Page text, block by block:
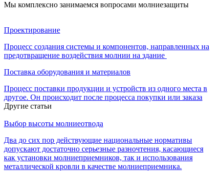
Мы комплексно занимаемся вопросами молниезащиты
Проектирование
Процесс создания системы и компонентов, направленных на
предотвращение воздействия молнии на здание
Поставка оборудования и материалов
Процесс поставки продукции и устройств из одного места в
другое. Он происходит после процесса покупки или заказа
Другие статьи
Выбор высоты молниеотвода
Два до сих пор действующие национальные нормативы
допускают достаточно серьезные разночтения, касающиеся
как установки молниеприемников, так и использования
металлической кровли в качестве молниеприемника.